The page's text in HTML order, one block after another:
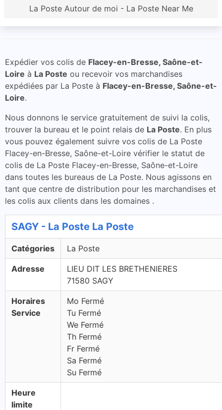
La Poste Autour de moi - La Poste Near Me
Expédier vos colis de Flacey-en-Bresse, Saône-et-
Loire à La Poste ou recevoir vos marchandises
expédiées par La Poste à Flacey-en-Bresse, Saône-et-
Loire.
Nous donnons le service gratuitement de suivi la colis,
trouver la bureau et le point relais de La Poste. En plus
vous pouvez également suivre vos colis de La Poste
Flacey-en-Bresse, Saône-et-Loire vérifier le statut de
colis de La Poste Flacey-en-Bresse, Saône-et-Loire
dans toutes les bureaus de La Poste. Nous agissons en
tant que centre de distribution pour les marchandises et
les colis aux clients dans les domaines .
SAGY - La Poste La Poste
Catégories La Poste
Adresse
LIEU DIT LES BRETHENIERES
71580 SAGY
Horaires
Service
Mo Fermé
Tu Fermé
We Fermé
Th Fermé
Fr Fermé
Sa Fermé
Su Fermé
Heure
limite